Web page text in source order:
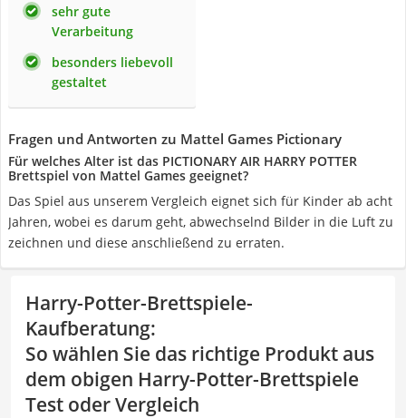
sehr gute
Verarbeitung
besonders liebevoll
gestaltet
Fragen und Antworten zu Mattel Games Pictionary
Für welches Alter ist das PICTIONARY AIR HARRY POTTER
Brettspiel von Mattel Games geeignet?
Das Spiel aus unserem Vergleich eignet sich für Kinder ab acht
Jahren, wobei es darum geht, abwechselnd Bilder in die Luft zu
zeichnen und diese anschließend zu erraten.
Harry-Potter-Brettspiele-
Kaufberatung:
So wählen Sie das richtige Produkt aus
dem obigen Harry-Potter-Brettspiele
Test oder Vergleich